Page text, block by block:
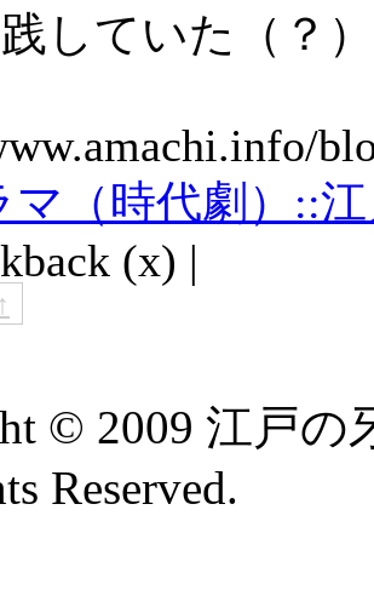
していた（？
マ（時代劇）::
(x) |
© 2009 江戸の
Reserved.